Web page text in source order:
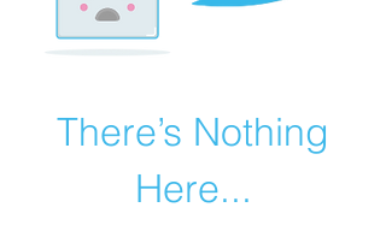
There’s Nothing
Here...